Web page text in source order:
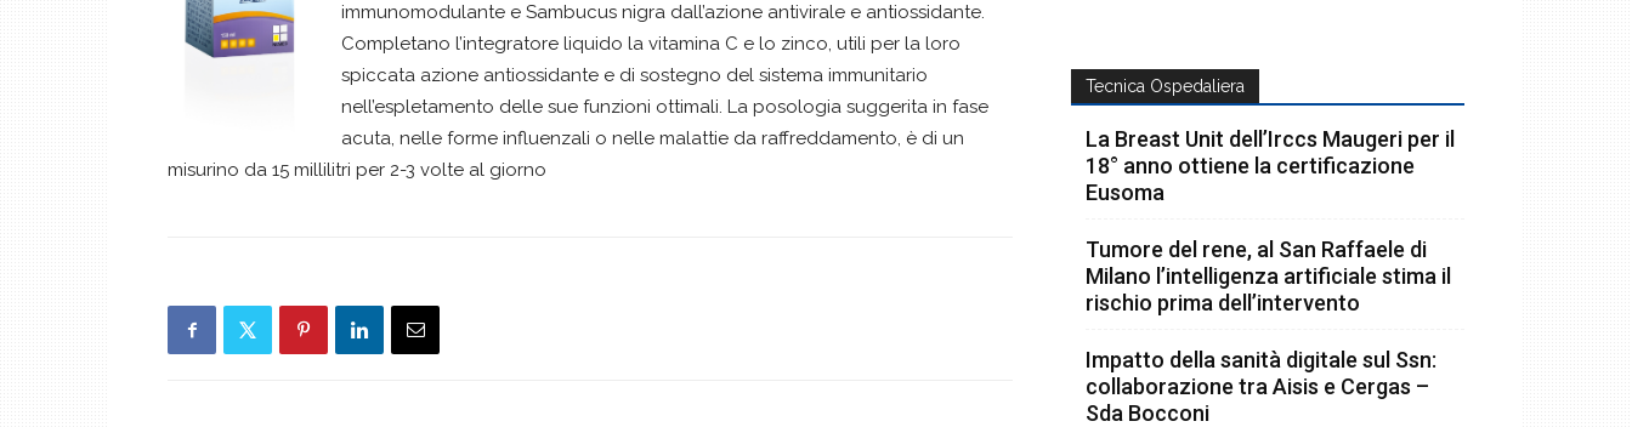
immunomodulante e Sambucus nigra dall’azione antivirale e antiossidante.
Completano l’integratore liquido la vitamina C e lo zinco, utili per la loro
spiccata azione antiossidante e di sostegno del sistema immunitario
nell’espletamento delle sue funzioni ottimali. La posologia suggerita in fase
acuta, nelle forme influenzali o nelle malattie da raffreddamento, è di un
misurino da 15 millilitri per 2-3 volte al giorno
Tecnica Ospedaliera
La Breast Unit dell’Irccs Maugeri per il
18° anno ottiene la certificazione
Eusoma
Tumore del rene, al San Raffaele di
Milano l’intelligenza artificiale stima il
rischio prima dell’intervento
Impatto della sanità digitale sul Ssn:
collaborazione tra Aisis e Cergas –
Sda Bocconi